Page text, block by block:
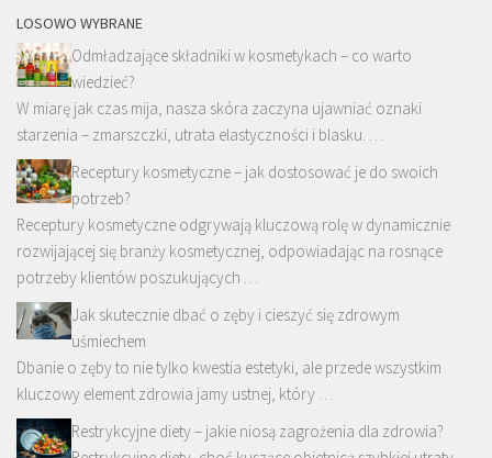
LOSOWO WYBRANE
Odmładzające składniki w kosmetykach – co warto
wiedzieć?
W miarę jak czas mija, nasza skóra zaczyna ujawniać oznaki
starzenia – zmarszczki, utrata elastyczności i blasku. …
Receptury kosmetyczne – jak dostosować je do swoich
potrzeb?
Receptury kosmetyczne odgrywają kluczową rolę w dynamicznie
rozwijającej się branży kosmetycznej, odpowiadając na rosnące
potrzeby klientów poszukujących …
Jak skutecznie dbać o zęby i cieszyć się zdrowym
uśmiechem
Dbanie o zęby to nie tylko kwestia estetyki, ale przede wszystkim
kluczowy element zdrowia jamy ustnej, który …
Restrykcyjne diety – jakie niosą zagrożenia dla zdrowia?